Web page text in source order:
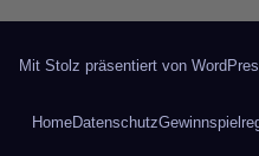
Mit Stolz präsentiert von
HomeDatenschutz